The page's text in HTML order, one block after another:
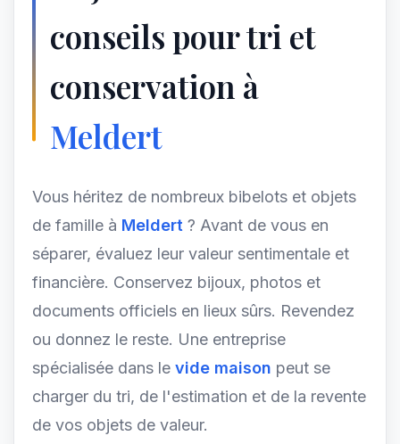
conseils pour tri et
conservation à
Meldert
Vous héritez de nombreux bibelots et objets
de famille à Meldert ? Avant de vous en
séparer, évaluez leur valeur sentimentale et
financière. Conservez bijoux, photos et
documents officiels en lieux sûrs. Revendez
ou donnez le reste. Une entreprise
spécialisée dans le vide maison peut se
charger du tri, de l'estimation et de la revente
de vos objets de valeur.